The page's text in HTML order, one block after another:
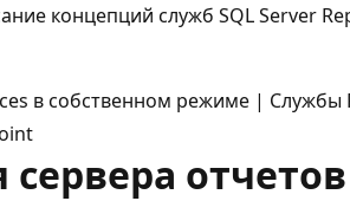
концепций служб SQL Server
в собственном режиме | Службы
отчетов